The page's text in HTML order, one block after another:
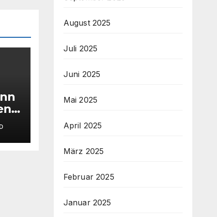
August 2025
Juli 2025
Juni 2025
Mai 2025
April 2025
März 2025
Februar 2025
Januar 2025